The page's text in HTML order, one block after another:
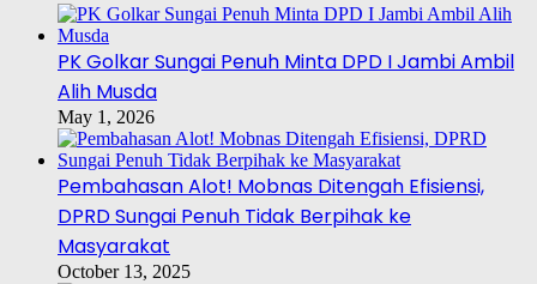
PK Golkar Sungai Penuh Minta DPD I Jambi Ambil
Alih Musda
May 1, 2026
Pembahasan Alot! Mobnas Ditengah Efisiensi,
DPRD Sungai Penuh Tidak Berpihak ke
Masyarakat
October 13, 2025